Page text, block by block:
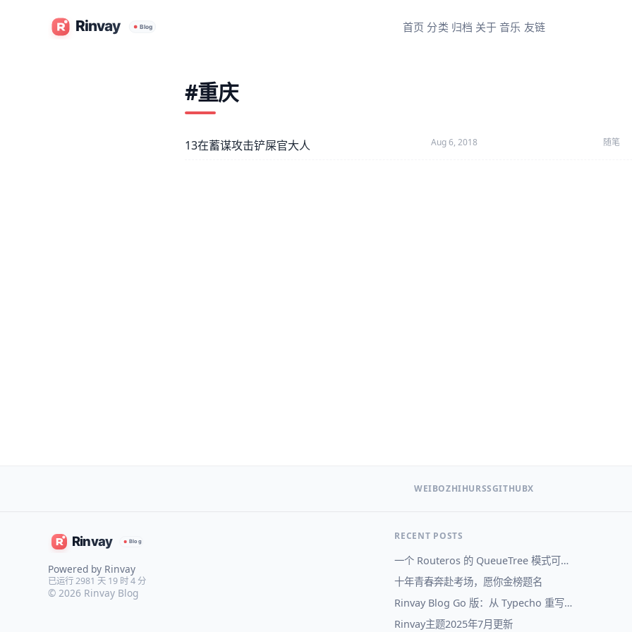
首页 分类 归档 关于 音乐 友链
#重庆
13在蓄谋攻击铲屎官大人 Aug 6, 2018 随笔
WEIBOZHIHURSSGITHUBX
Powered by Rinvay
已运行 2981 天 19 时 4 分
© 2026 Rinvay Blog
RECENT POSTS
一个 Routeros 的 QueueTree 模式可视化
十年青春奔赴考场，愿你金榜题名
Rinvay Blog Go 版：从 Typecho 重写到自己的博客系统
Rinvay主题2025年7月更新